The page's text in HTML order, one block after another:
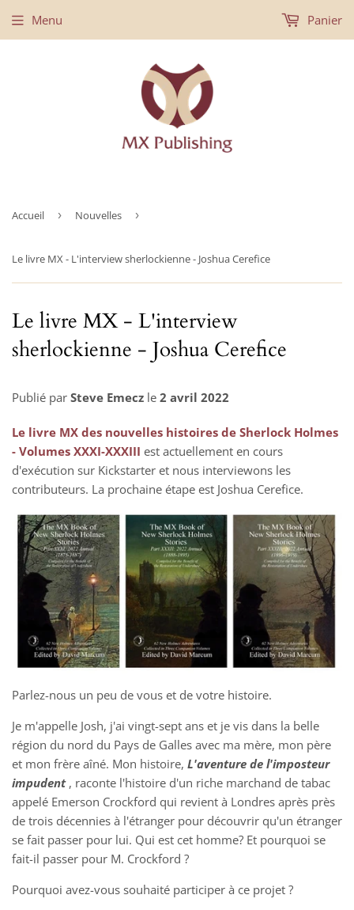
Menu Panier
Accueil › Nouvelles ›
Le livre MX - L'interview sherlockienne - Joshua Cerefice
Le livre MX - L'interview
sherlockienne - Joshua Cerefice
Publié par Steve Emecz le 2 avril 2022
Le livre MX des nouvelles histoires de Sherlock Holmes
- Volumes XXXI-XXXIII est actuellement en cours
d'exécution sur Kickstarter et nous interviewons les
contributeurs. La prochaine étape est Joshua Cerefice.
Parlez-nous un peu de vous et de votre histoire.
Je m'appelle Josh, j'ai vingt-sept ans et je vis dans la belle
région du nord du Pays de Galles avec ma mère, mon père
et mon frère aîné. Mon histoire, L'aventure de l'imposteur
impudent, raconte l'histoire d'un riche marchand de tabac
appelé Emerson Crockford qui revient à Londres après près
de trois décennies à l'étranger pour découvrir qu'un étranger
se fait passer pour lui. Qui est cet homme? Et pourquoi se
fait-il passer pour M. Crockford ?
Pourquoi avez-vous souhaité participer à ce projet ?